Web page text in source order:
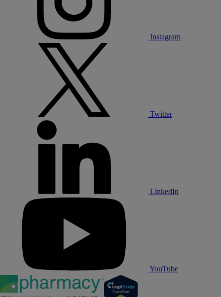
Instagram
Twitter
LinkedIn
YouTube